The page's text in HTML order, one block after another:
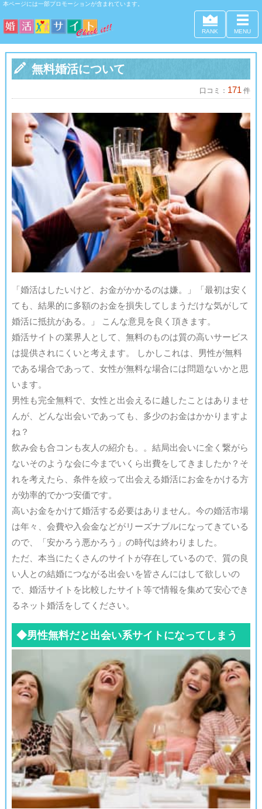
本ページには一部プロモーションが含まれています。
RANK MENU
 無料婚活について
口コミ： 171 件
「婚活はしたいけど、お金がかかるのは嫌。」「最初は安く
ても、結果的に多額のお金を損失してしまうだけな気がして
婚活に抵抗がある。」 こんな意見を良く頂きます。
婚活サイトの業界人として、無料のものは質の高いサービス
は提供されにくいと考えます。 しかしこれは、男性が無料
である場合であって、女性が無料な場合には問題ないかと思
います。
男性も完全無料で、女性と出会えるに越したことはありませ
んが、どんな出会いであっても、多少のお金はかかりますよ
ね？
飲み会も合コンも友人の紹介も。。結局出会いに全く繋がら
ないそのような会に今までいくら出費をしてきましたか？そ
れを考えたら、条件を絞って出会える婚活にお金をかける方
が効率的でかつ安価です。
高いお金をかけて婚活する必要はありません。今の婚活市場
は年々、会費や入会金などがリーズナブルになってきている
ので、「安かろう悪かろう」の時代は終わりました。
ただ、本当にたくさんのサイトが存在しているので、質の良
い人との結婚につながる出会いを皆さんにはして欲しいの
で、婚活サイトを比較したサイト等で情報を集めて安心でき
るネット婚活をしてください。
◆男性無料だと出会い系サイトになってしまう